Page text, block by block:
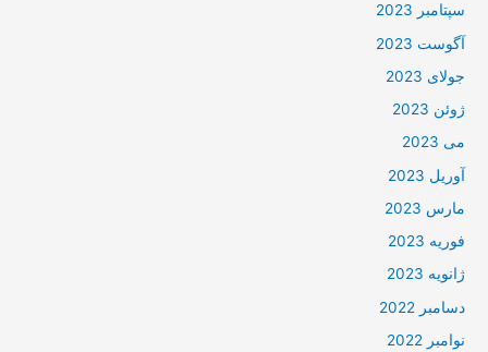
سپتامبر 2023
آگوست 2023
جولای 2023
ژوئن 2023
می 2023
آوریل 2023
مارس 2023
فوریه 2023
ژانویه 2023
دسامبر 2022
نوامبر 2022